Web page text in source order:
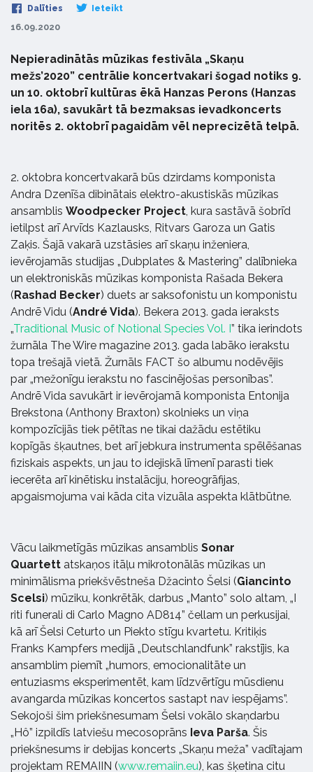
Dalīties Ieteikt
16.09.2020
Nepieradinātās mūzikas festivāla „Skaņu
mežs’2020” centrālie koncertvakari šogad notiks 9.
un 10. oktobrī kultūras ēkā Hanzas Perons (Hanzas
iela 16a), savukārt tā bezmaksas ievadkoncerts
noritēs 2. oktobrī pagaidām vēl neprecizētā telpā.
2. oktobra koncertvakarā būs dzirdams komponista
Andra Dzenīša dibinātais elektro-akustiskās mūzikas
ansamblis Woodpecker Project , kura sastāvā šobrīd
ietilpst arī Arvīds Kazlausks, Ritvars Garoza un Gatis
Zaķis. Šajā vakarā uzstāsies arī skaņu inženiera,
ievērojamās studijas „Dubplates & Mastering” dalībnieka
un elektroniskās mūzikas komponista Rašada Bekera
(Rashad Becker) duets ar saksofonistu un komponistu
Andrē Vidu (André Vida). Bekera 2013. gada ieraksts
„Traditional Music of Notional Species Vol. I” tika ierindots
žurnāla The Wire magazine 2013. gada labāko ierakstu
topa trešajā vietā. Žurnāls FACT šo albumu nodēvējis
par „mežonīgu ierakstu no fascinējošas personības”.
Andrē Vida savukārt ir ievērojamā komponista Entonija
Brekstona (Anthony Braxton) skolnieks un viņa
kompozīcijās tiek pētītas ne tikai dažādu estētiku
kopīgās šķautnes, bet arī jebkura instrumenta spēlēšanas
fiziskais aspekts, un jau to idejiskā līmenī parasti tiek
iecerēta arī kinētisku instalāciju, horeogrāfijas,
apgaismojuma vai kāda cita vizuāla aspekta klātbūtne.
Vācu laikmetīgās mūzikas ansamblis Sonar
Quartett atskaņos itāļu mikrotonālās mūzikas un
minimālisma priekšvēstneša Džacinto Šelsi (Giancinto
Scelsi) mūziku, konkrētāk, darbus „Manto” solo altam, „I
riti funerali di Carlo Magno AD814” čellam un perkusijai,
kā arī Šelsi Ceturto un Piekto stīgu kvartetu. Kritiķis
Franks Kampfers medijā „Deutschlandfunk” rakstījis, ka
ansamblim piemīt „humors, emocionalitāte un
entuziasms eksperimentēt, kam līdzvērtīgu mūsdienu
avangarda mūzikas koncertos sastapt nav iespējams”.
Sekojoši šim priekšnesumam Šelsi vokālo skaņdarbu
„Hô” izpildīs latviešu mecosoprāns Ieva Parša. Šis
priekšnesums ir debijas koncerts „Skaņu meža” vadītajam
projektam REMAIIN (www.remaiin.eu), kas šķetina citu